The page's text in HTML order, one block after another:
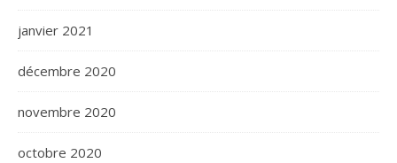
janvier 2021
décembre 2020
novembre 2020
octobre 2020